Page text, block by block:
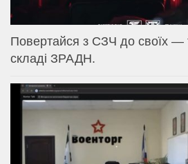
Повертайся з СЗЧ до своїх —
складі ЗРАДН.